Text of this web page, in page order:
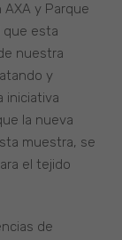
y Parque
que esta
nuestra
y
iniciativa
la nueva
muestra, se
el tejido
de